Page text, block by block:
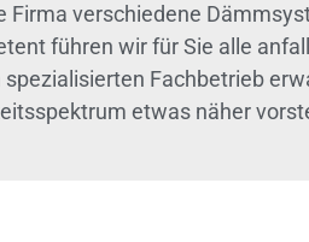
Firma verschiedene
führen wir für Sie alle
spezialisierten Fachbetrieb
etwas näher